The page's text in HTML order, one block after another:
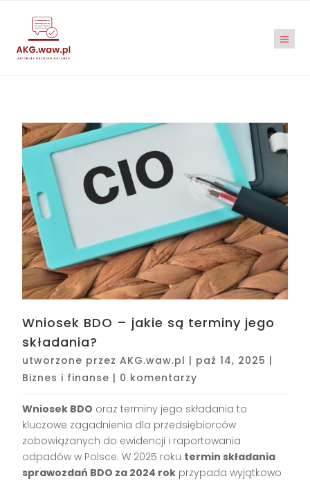
Wniosek BDO – jakie są terminy jego
składania?
utworzone przezAKG.waw.pl | paź 14, 2025 |
Biznes i finanse | 0 komentarzy
Wniosek BDO oraz terminy jego składania to
kluczowe zagadnienia dla przedsiębiorców
zobowiązanych do ewidencji i raportowania
odpadów w Polsce. W 2025 roku termin składania
sprawozdań BDO za 2024 rok przypada wyjątkowo